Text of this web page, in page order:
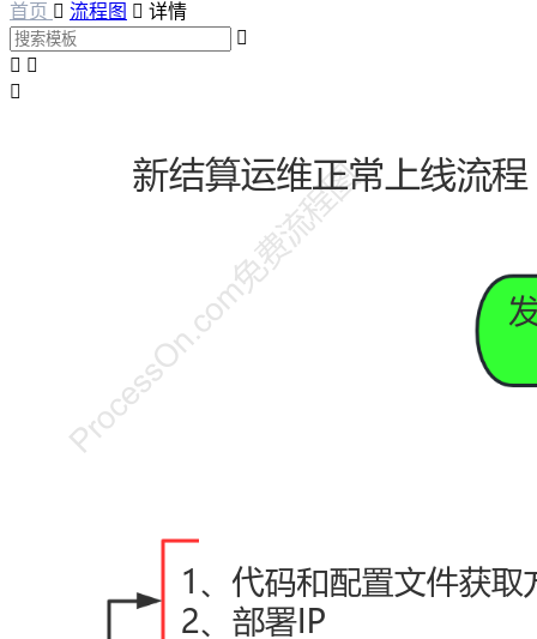
首页  流程图  详情

 
